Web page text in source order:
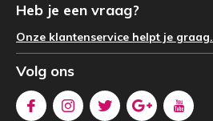
Heb je een vraag?
Onze klantenservice helpt je graag.
Volg ons